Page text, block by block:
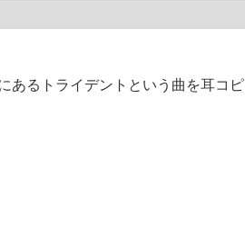
あるトライデントという曲を耳コピ